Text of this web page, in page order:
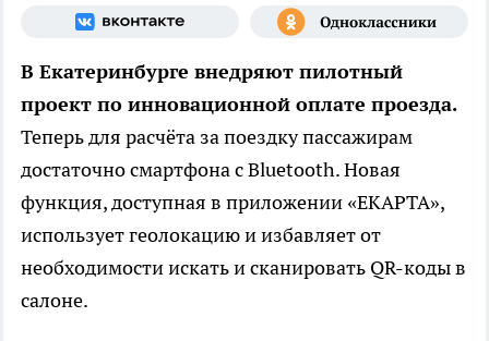
В Екатеринбурге внедряют пилотный
проект по инновационной оплате проезда.
Теперь для расчёта за поездку пассажирам
достаточно смартфона с Bluetooth. Новая
функция, доступная в приложении «ЕКАРТА»,
использует геолокацию и избавляет от
необходимости искать и сканировать QR-коды в
салоне.